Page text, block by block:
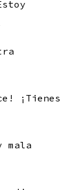
¡Tienes
mala